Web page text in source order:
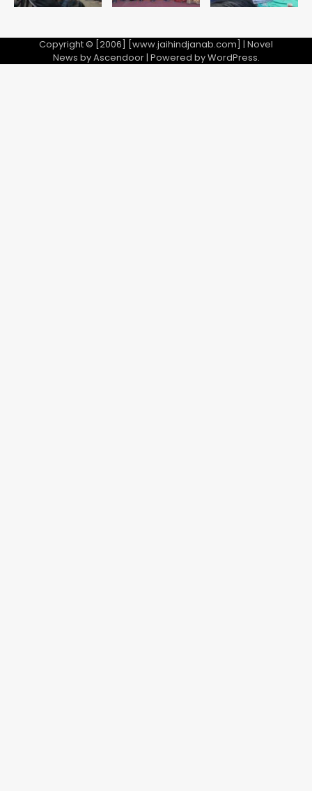
Copyright © [2006] [www.jaihindjanab.com] | Novel
News byAscendoor| Powered byWordPress.